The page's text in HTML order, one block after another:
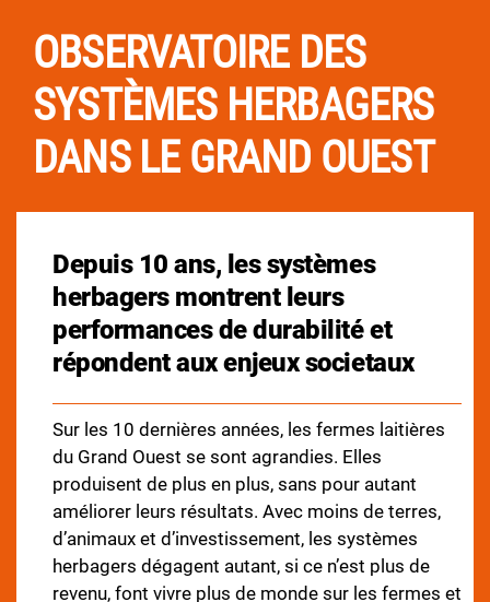
OBSERVATOIRE DES
SYSTÈMES HERBAGERS
DANS LE GRAND OUEST
Depuis 10 ans, les systèmes
herbagers montrent leurs
performances de durabilité et
répondent aux enjeux societaux
Sur les 10 dernières années, les fermes laitières
du Grand Ouest se sont agrandies. Elles
produisent de plus en plus, sans pour autant
améliorer leurs résultats. Avec moins de terres,
d’animaux et d’investissement, les systèmes
herbagers dégagent autant, si ce n’est plus de
revenu, font vivre plus de monde sur les fermes et